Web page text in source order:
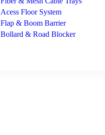
Acess Floor System
Flap & Boom Barrier
Bollard & Road Blocker